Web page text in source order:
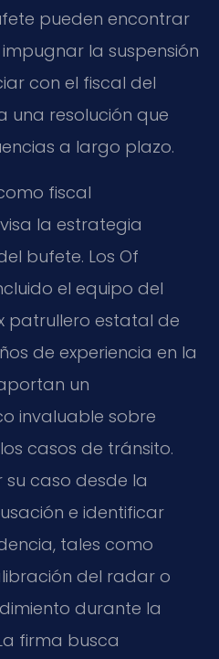
pueden encontrar
la suspensión
con el fiscal del
una resolución que
a largo plazo.
fiscal
la estrategia
bufete. Los Of
el equipo del
patrullero estatal de
de experiencia en la
un
invaluable sobre
casos de tránsito.
su caso desde la
e identificar
tales como
del radar o
durante la
firma busca